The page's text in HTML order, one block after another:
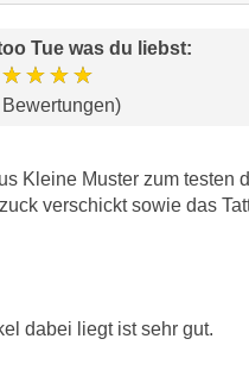
Tue was du liebst:
Kleine Muster zum testen
verschickt sowie das
dabei liegt ist sehr gut.